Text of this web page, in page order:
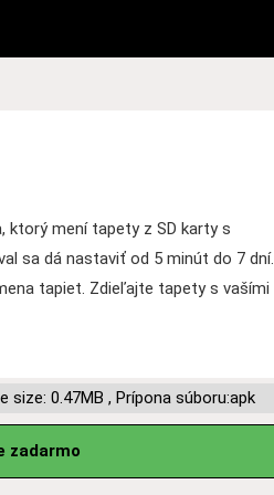
ktorý mení tapety z SD karty s
sa dá nastaviť od 5 minút do 7 dní.
tapiet. Zdieľajte tapety s vašími
size: 0.47MB , Prípona súboru:apk
zadarmo